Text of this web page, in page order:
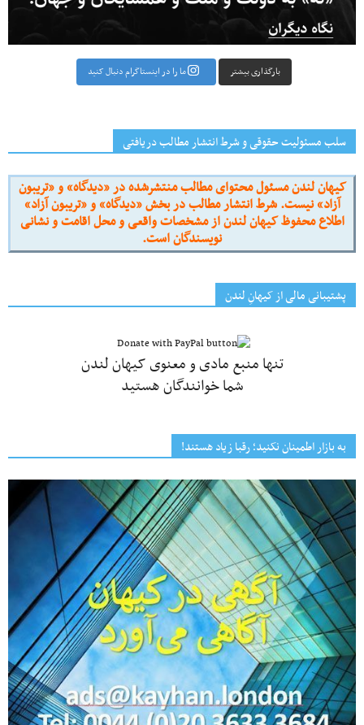
بارگذاری بیشتر ما را در اینستاگرام دنبال کنید
سلب مسئولیت حقوقی و شرط انتشار مطالب دریافتی
کیهان لندن مسئول محتوای مطالب منتشرشده در «دیدگاه» و «تریبون
آزاد» نیست. شرط انتشار مطالب در بخش «دیدگاه» و «تریبون آزاد»
اطلاع محفوظ کیهان لندن از مشخصات واقعی و محل اقامت و نشانی
نویسندگان است.
پشتیبانی مالی از کیهانِ لندن
تنها منبع مادی و معنوی کیهان لندن
شما خوانندگان هستید
به بازار اطمینان نکنید؛ رقبا زیاد هستند!